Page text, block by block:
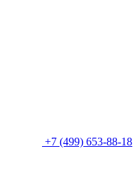
+7 (499) 653-88-18